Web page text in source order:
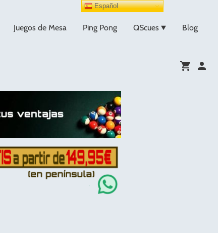
Juegos de Mesa Ping Pong QScues Blog
Español